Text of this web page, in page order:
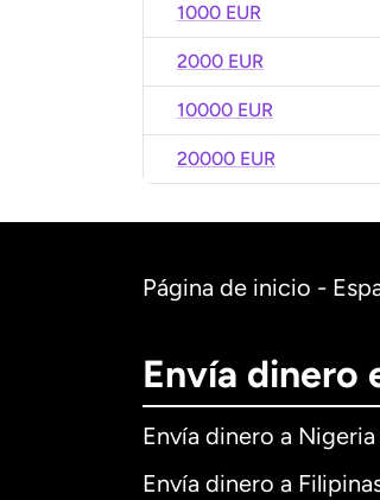
1000 EUR
2000 EUR
10000 EUR
20000 EUR
Página de inicio -
Envía dinero
Envía dinero a Nigeria
Envía dinero a